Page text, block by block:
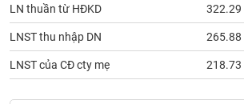
LN thuần từ HĐKD 322.29
LNST thu nhập DN 265.88
LNST của CĐ cty mẹ 218.73
Thuật
ngữ
(-)